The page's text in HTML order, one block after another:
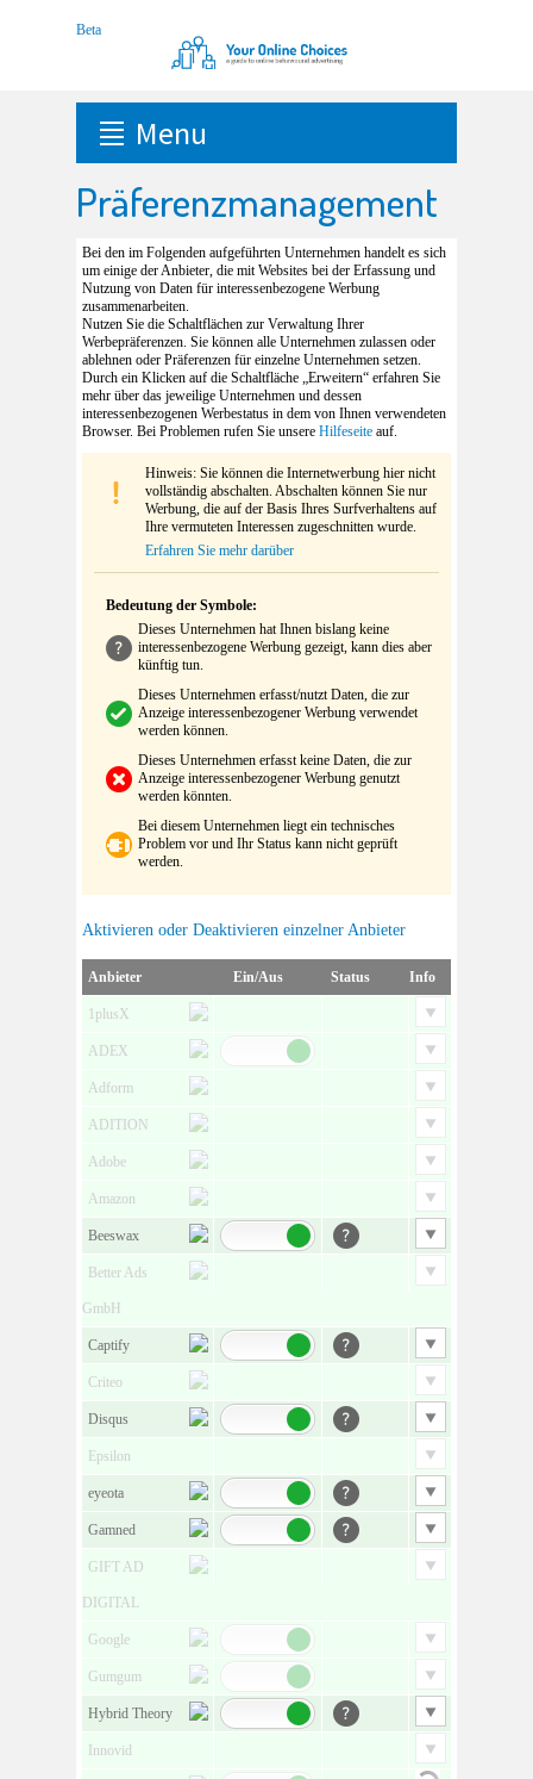
Menu
Präferenzmanagement
Bei den im Folgenden aufgeführten Unternehmen handelt es sich
um einige der Anbieter, die mit Websites bei der Erfassung und
Nutzung von Daten für interessenbezogene Werbung
zusammenarbeiten.
Nutzen Sie die Schaltflächen zur Verwaltung Ihrer
Werbepräferenzen. Sie können alle Unternehmen zulassen oder
ablehnen oder Präferenzen für einzelne Unternehmen setzen.
Durch ein Klicken auf die Schaltfläche „Erweitern“ erfahren Sie
mehr über das jeweilige Unternehmen und dessen
interessenbezogenen Werbestatus in dem von Ihnen verwendeten
Browser. Bei Problemen rufen Sie unsere Hilfeseite auf.
Hinweis: Sie können die Internetwerbung hier nicht
vollständig abschalten. Abschalten können Sie nur
Werbung, die auf der Basis Ihres Surfverhaltens auf
Ihre vermuteten Interessen zugeschnitten wurde.
Erfahren Sie mehr darüber
Bedeutung der Symbole:
Dieses Unternehmen hat Ihnen bislang keine
interessenbezogene Werbung gezeigt, kann dies aber
künftig tun.
Dieses Unternehmen erfasst/nutzt Daten, die zur
Anzeige interessenbezogener Werbung verwendet
werden können.
Dieses Unternehmen erfasst keine Daten, die zur
Anzeige interessenbezogener Werbung genutzt
werden könnten.
Bei diesem Unternehmen liegt ein technisches
Problem vor und Ihr Status kann nicht geprüft
werden.